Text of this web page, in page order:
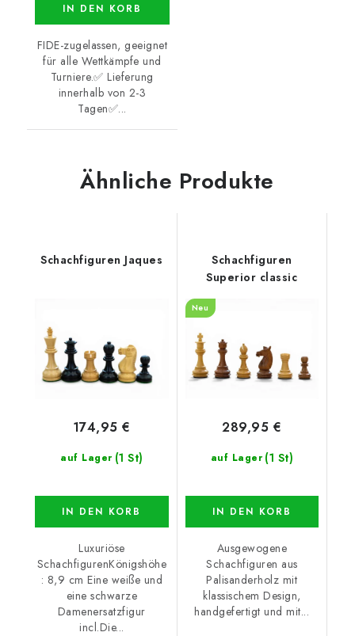
IN DEN KORB
FIDE-zugelassen, geeignet
für alle Wettkämpfe und
Turniere.✅ Lieferung
innerhalb von 2-3
Tagen✅...
Ähnliche Produkte
Schachfiguren Jaques
auf Lager (1 St)
174,95 €
IN DEN KORB
Luxuriöse
SchachfigurenKönigshöhe
: 8,9 cm Eine weiße und
eine schwarze
Damenersatzfigur
incl.Die...
Schachfiguren
Superior classic
Neu
auf Lager (1 St)
289,95 €
IN DEN KORB
Ausgewogene
Schachfiguren aus
Palisanderholz mit
klassischem Design,
handgefertigt und mit...